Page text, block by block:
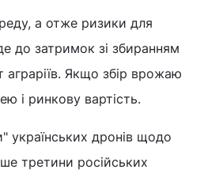
а отже ризики для
до затримок зі збиранням
аграріїв. Якщо збір врожаю
і ринкову вартість.
українських дронів щодо
третини російських